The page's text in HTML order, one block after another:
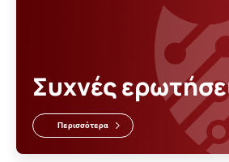
Συχνές
Περισσότερα